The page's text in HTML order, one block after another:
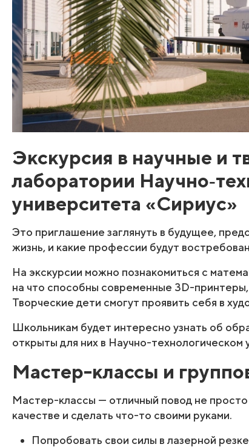
Экскурсия в научные и
лаборатории
университета «Сириус»
Это приглашение заглянуть в будущее,
жизнь, и какие профессии будут
На экскурсии можно познакомиться с
на что способны современные 3D-
Творческие дети смогут проявить себя в
Школьникам будет интересно узнать об
открыты для них в Научно-технологическом
Мастер-классы и
Мастер-классы — отличный повод не просто
качестве и сделать что-то своими руками.
Попробовать свои силы в лазерной